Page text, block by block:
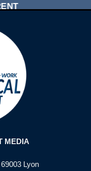
COMPTE
MEDIA
Lyon